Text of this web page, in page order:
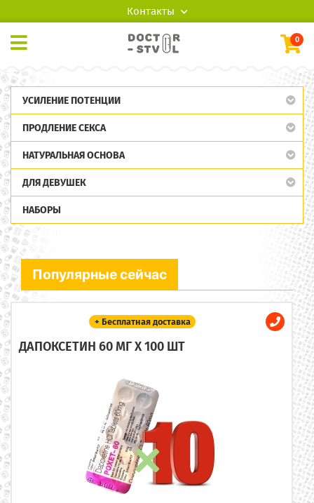
Контакты
0
УСИЛЕНИЕ ПОТЕНЦИИ
ПРОДЛЕНИЕ СЕКСА
НАТУРАЛЬНАЯ ОСНОВА
ДЛЯ ДЕВУШЕК
НАБОРЫ
Популярные сейчас
+ Бесплатная доставка
ДАПОКСЕТИН 60 МГ X 100 ШТ